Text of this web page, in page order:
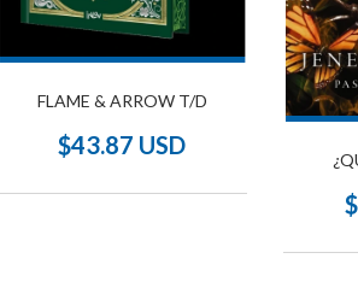
FLAME & ARROW T/D
$43.87 USD